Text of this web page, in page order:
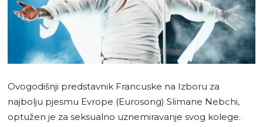
Ovogodišnji predstavnik Francuske na Izboru za
najbolju pjesmu Evrope (Eurosong) Slimane Nebchi,
optužen je za seksualno uznemiravanje svog kolege.